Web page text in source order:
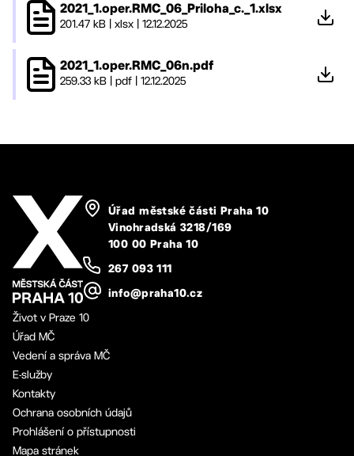
2021_1.oper.RMC_06_Priloha_c._1.xlsx
201.47 kB xlsx 12.12.2025
2021_1.oper.RMC_06n.pdf
259.33 kB pdf 12.12.2025
Úřad městské části Praha 10
Vinohradská 3218/169
100 00 Praha 10
267 093 111
info@praha10.cz
Život v Praze 10
Úřad MČ
Vedení a správa MČ
E-služby
Kontakty
Ochrana osobních údajů
Prohlášení o přístupnosti
Mapa stránek